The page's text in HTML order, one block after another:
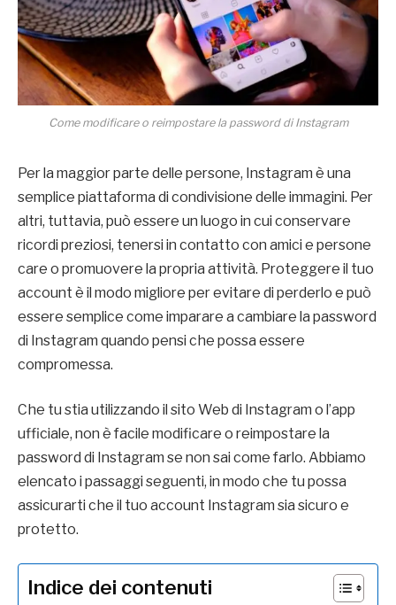
Come modificare o reimpostare la password di Instagram
Per la maggior parte delle persone, Instagram è una
semplice piattaforma di condivisione delle immagini. Per
altri, tuttavia, può essere un luogo in cui conservare
ricordi preziosi, tenersi in contatto con amici e persone
care o promuovere la propria attività. Proteggere il tuo
account è il modo migliore per evitare di perderlo e può
essere semplice come imparare a cambiare la password
di Instagram quando pensi che possa essere
compromessa.
Che tu stia utilizzando il sito Web di Instagram o l’app
ufficiale, non è facile modificare o reimpostare la
password di Instagram se non sai come farlo. Abbiamo
elencato i passaggi seguenti, in modo che tu possa
assicurarti che il tuo account Instagram sia sicuro e
protetto.
Indice dei contenuti